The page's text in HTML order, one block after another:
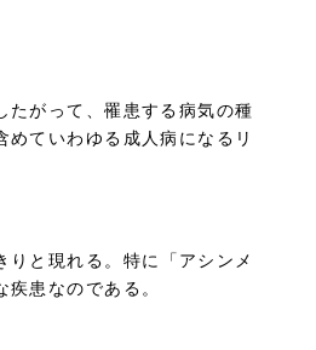
たがって、罹患する病気の種
ていわゆる成人病になるリ
りと現れる。特に「アシンメ
患なのである。